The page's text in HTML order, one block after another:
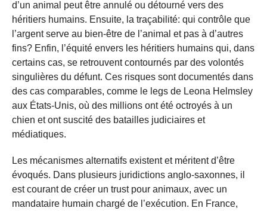
d’un animal peut être annulé ou détourné vers des
héritiers humains. Ensuite, la traçabilité: qui contrôle que
l’argent serve au bien-être de l’animal et pas à d’autres
fins? Enfin, l’équité envers les héritiers humains qui, dans
certains cas, se retrouvent contournés par des volontés
singulières du défunt. Ces risques sont documentés dans
des cas comparables, comme le legs de Leona Helmsley
aux États-Unis, où des millions ont été octroyés à un
chien et ont suscité des batailles judiciaires et
médiatiques.
Les mécanismes alternatifs existent et méritent d’être
évoqués. Dans plusieurs juridictions anglo-saxonnes, il
est courant de créer un trust pour animaux, avec un
mandataire humain chargé de l’exécution. En France,